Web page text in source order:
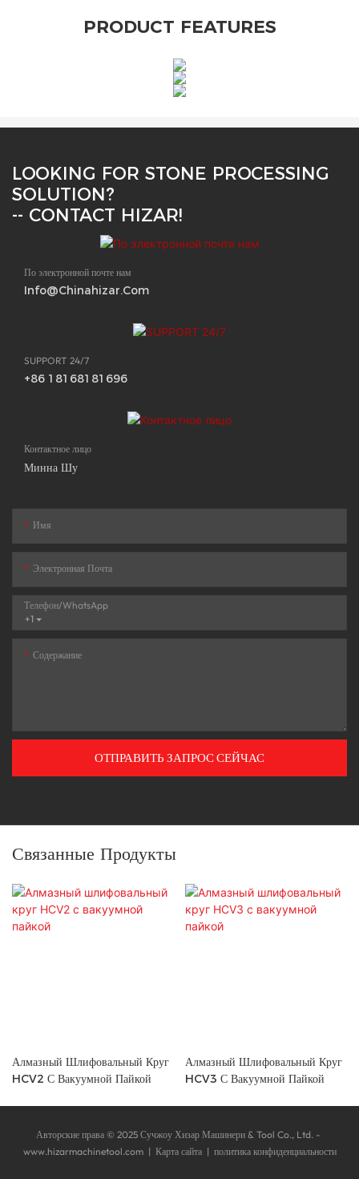
PRODUCT FEATURES
LOOKING FOR STONE PROCESSING
SOLUTION?
-- CONTACT HIZAR!
По электронной почте нам
Info@chinahizar.com
SUPPORT 24/7
+86 18168181696
Контактное лицо
Минна Шу
Имя
Электронная Почта
+1
Телефон/WhatsApp
Содержание
ОТПРАВИТЬ ЗАПРОС СЕЙЧАС
Связанные Продукты
Алмазный Шлифовальный Круг
HCV2 С Вакуумной Пайкой
Алмазный Шлифовальный Круг
HCV3 С Вакуумной Пайкой
Авторские права © 2025 Сучжоу Хизар Машинери & Tool Co., Ltd. -
www.hizarmachinetool.com | Карта сайта | политика конфиденциальности